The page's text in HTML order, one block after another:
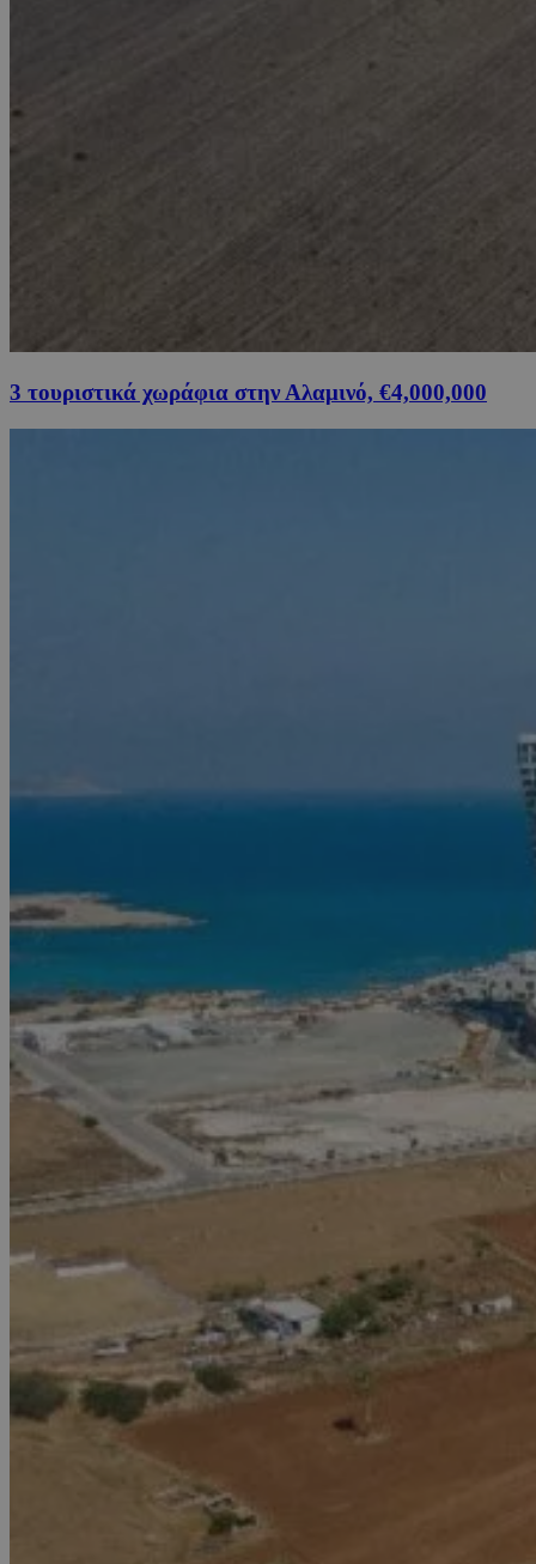
3 τουριστικά χωράφια στην Αλαμινό, €4,000,000